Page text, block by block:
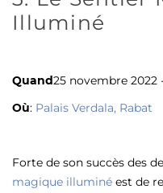
Illuminé
Quand25 novembre 2022
Où: Palais Verdala, Rabat
Forte de son succès des
magique illuminé est de